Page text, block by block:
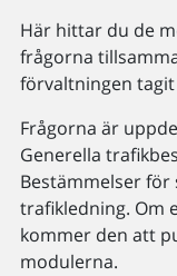
Här hittar du de
frågorna
förvaltningen
Frågorna är
Generella
Bestämmelser
trafikledning. Om
kommer den att
modulerna.